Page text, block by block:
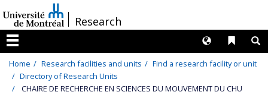
au
contenu
/Research
Menu
Liens
Langues
Home Research facilities and units
Find a research facility or unit
Directory of Research Units
CHAIRE DE RECHERCHE EN SCIENCES DU MOUVEMENT DU CHU